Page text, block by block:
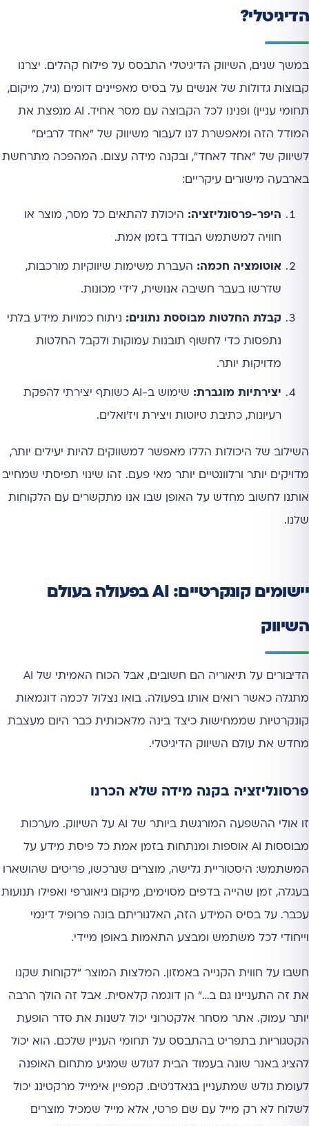
הדיגיטלי?
במשך שנים, השיווק הדיגיטלי התבסס על פילוח קהלים. יצרנו
קבוצות גדולות של אנשים על בסיס מאפיינים דומים (גיל, מיקום,
תחומי עניין) ופנינו לכל הקבוצה עם מסר אחיד. AI מנפצת את
המודל הזה ומאפשרת לנו לעבור משיווק של "אחד לרבים"
לשיווק של "אחד לאחד", ובקנה מידה עצום. המהפכה מתרחשת
בארבעה מישורים עיקריים:
היפר-פרסונליזציה: היכולת להתאים כל מסר, מוצר או
חוויה למשתמש הבודד בזמן אמת.
אוטומציה חכמה: העברת משימות שיווקיות מורכבות,
שדרשו בעבר חשיבה אנושית, לידי מכונות.
קבלת החלטות מבוססת נתונים: ניתוח כמויות מידע בלתי
נתפסות כדי לחשוף תובנות עמוקות ולקבל החלטות
מדויקות יותר.
יצירתיות מוגברת: שימוש ב-AI כשותף יצירתי להפקת
רעיונות, כתיבת טיוטות ויצירת ויז'ואלים.
השילוב של היכולות הללו מאפשר למשווקים להיות יעילים יותר,
מדויקים יותר ורלוונטיים יותר מאי פעם. זהו שינוי תפיסתי שמחייב
אותנו לחשוב מחדש על האופן שבו אנו מתקשרים עם הלקוחות
שלנו.
יישומים קונקרטיים: AI בפעולה בעולם
השיווק
הדיבורים על תיאוריה הם חשובים, אבל הכוח האמיתי של AI
מתגלה כאשר רואים אותו בפעולה. בואו נצלול לכמה דוגמאות
קונקרטיות שממחישות כיצד בינה מלאכותית כבר היום מעצבת
מחדש את עולם השיווק הדיגיטלי.
פרסונליזציה בקנה מידה שלא הכרנו
זו אולי ההשפעה המורגשת ביותר של AI על השיווק. מערכות
מבוססות AI אוספות ומנתחות בזמן אמת כל פיסת מידע על
המשתמש: היסטוריית גלישה, מוצרים שנרכשו, פריטים שהושארו
בעגלה, זמן שהייה בדפים מסוימים, מיקום גיאוגרפי ואפילו תנועות
עכבר. על בסיס המידע הזה, האלגוריתם בונה פרופיל דינמי
וייחודי לכל משתמש ומבצע התאמות באופן מיידי.
חשבו על חווית הקנייה באמזון. המלצות המוצר "לקוחות שקנו
את זה התעניינו גם ב…" הן דוגמה קלאסית. אבל זה הולך הרבה
יותר עמוק. אתר מסחר אלקטרוני יכול לשנות את סדר הופעת
הקטגוריות בתפריט בהתבסס על תחומי העניין שלכם. הוא יכול
להציג באנר שונה בעמוד הבית לגולש שמגיע מתחום האופנה
לעומת גולש שמתעניין בגאדג'טים. קמפיין אימייל מרקטינג יכול
לשלוח לא רק מייל עם שם פרטי, אלא מייל שמכיל מוצרים